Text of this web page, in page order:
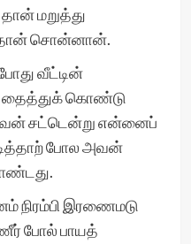
மறுத்து
தான் சொன்னான்.
வீட்டின்
தைத்துக் கொண்டு
சட்டென்று என்னைப்
போல அவன்
இரணைமடு
போல் பாயத்